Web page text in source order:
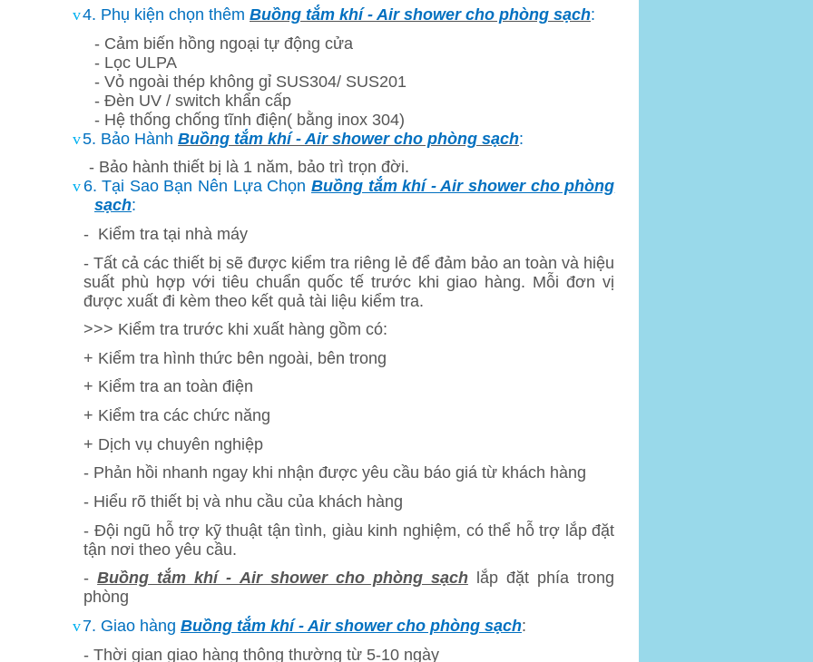
v4. Phụ kiện chọn thêm Buồng tắm khí - Air shower cho phòng sạch:
- Cảm biến hồng ngoại tự động cửa
- Lọc ULPA
- Vỏ ngoài thép không gỉ SUS304/ SUS201
- Đèn UV / switch khẩn cấp
- Hệ thống chống tĩnh điện( bằng inox 304)
v5. Bảo Hành Buồng tắm khí - Air shower cho phòng sạch:
- Bảo hành thiết bị là 1 năm, bảo trì trọn đời.
v 6. Tại Sao Bạn Nên Lựa Chọn Buồng tắm khí - Air shower cho phòng
sạch:
- Kiểm tra tại nhà máy
- Tất cả các thiết bị sẽ được kiểm tra riêng lẻ để đảm bảo an toàn và hiệu
suất phù hợp với tiêu chuẩn quốc tế trước khi giao hàng. Mỗi đơn vị
được xuất đi kèm theo kết quả tài liệu kiểm tra.
>>> Kiểm tra trước khi xuất hàng gồm có:
+ Kiểm tra hình thức bên ngoài, bên trong
+ Kiểm tra an toàn điện
+ Kiểm tra các chức năng
+ Dịch vụ chuyên nghiệp
- Phản hồi nhanh ngay khi nhận được yêu cầu báo giá từ khách hàng
- Hiểu rõ thiết bị và nhu cầu của khách hàng
- Đội ngũ hỗ trợ kỹ thuật tận tình, giàu kinh nghiệm, có thể hỗ trợ lắp đặt
tận nơi theo yêu cầu.
-Buồng tắm khí - Air shower cho phòng sạchlắp đặt phía trong
phòng
v7. Giao hàng Buồng tắm khí - Air shower cho phòng sạch:
- Thời gian giao hàng thông thường từ 5-10 ngày